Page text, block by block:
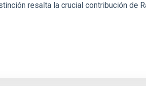
resalta la crucial contribución de